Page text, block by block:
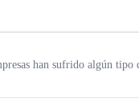
han sufrido algún tipo